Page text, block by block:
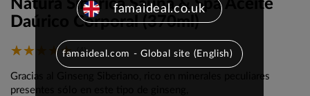
Natura Siberica Sauna & Spa Aceite
Daúrico Corporal (370ml)
(4)
Gracias al Ginseng Siberiano, rico en minerales peculiares
presentes sólo en este tipo de ginseng,
famaideal.co.uk
famaideal.com - Global site (English)